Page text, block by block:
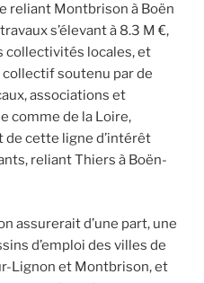
reliant Montbrison à Boën
s’élevant à 8.3 M €,
collectivités locales, et
soutenu par de
associations et
comme de la Loire,
cette ligne d’intérêt
reliant Thiers à Boën-
assurerait d’une part, une
d’emploi des villes de
Lignon et Montbrison, et